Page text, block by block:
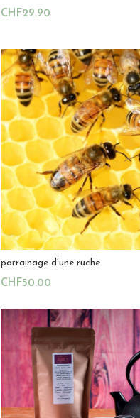
CHF29.90
Magasin: La Ruche Royale
4.8 sur 5
parrainage d’une ruche
CHF50.00
Magasin: Miel du Levant